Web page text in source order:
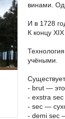
винами.
И в 1728
К концу
учёными.
- brut —
- exstra
- sec —
- demi sec